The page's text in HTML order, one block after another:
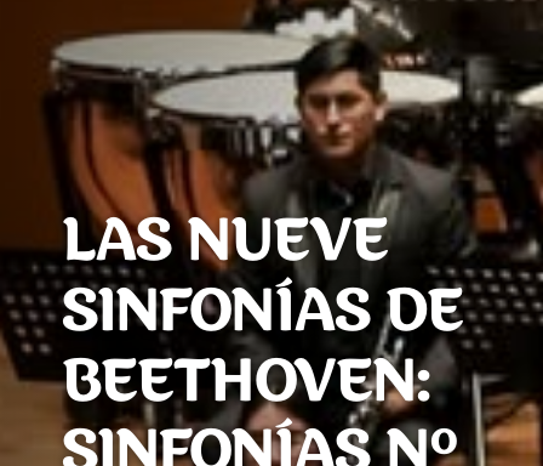
LAS NUEVE
SINFONÍAS DE
BEETHOVEN: